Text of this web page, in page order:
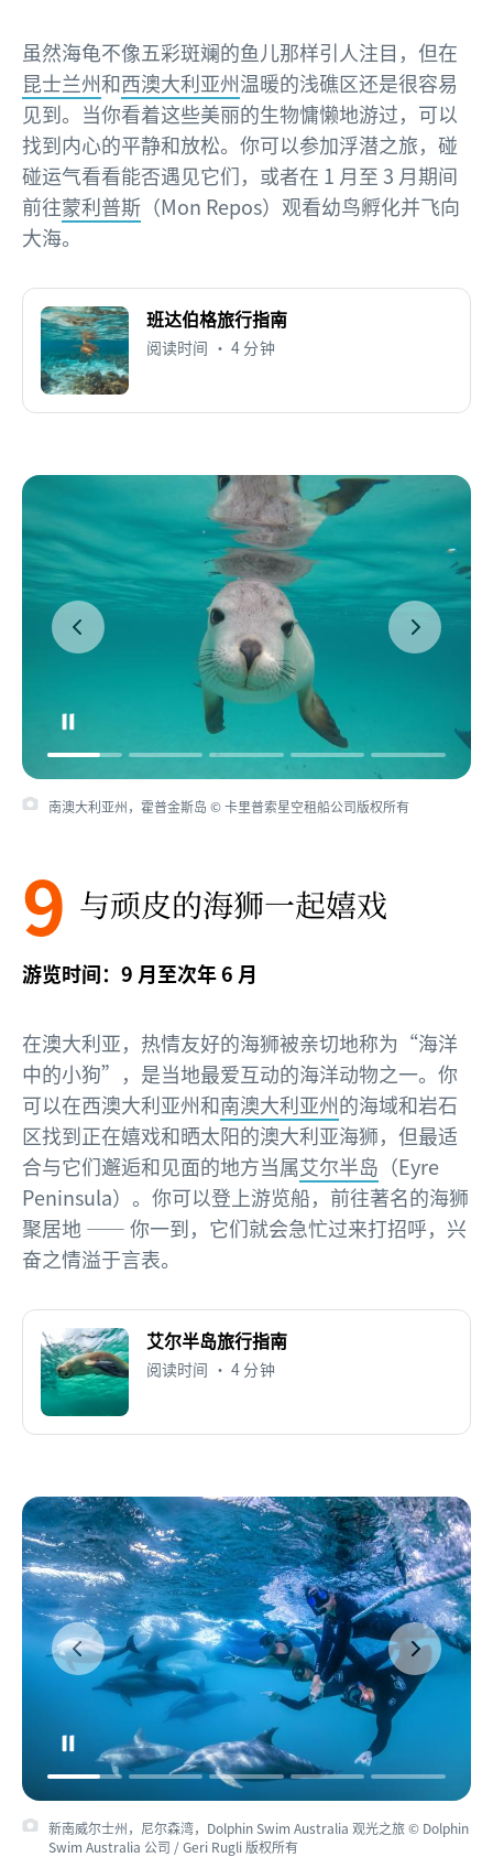
虽然海龟不像五彩斑斓的鱼儿那样引人注目，但在
昆士兰州和西澳大利亚州温暖的浅礁区还是很容易
见到。当你看着这些美丽的生物慵懒地游过，可以
找到内心的平静和放松。你可以参加浮潜之旅，碰
碰运气看看能否遇见它们，或者在 1 月至 3 月期间
前往蒙利普斯 （Mon Repos）观看幼鸟孵化并飞向
大海。
班达伯格旅行指南
阅读时间 • 4 分钟
南澳大利亚州，霍普金斯岛 © 卡里普索星空租船公司版权所有
9 与顽皮的海狮一起嬉戏
游览时间：9 月至次年 6 月
在澳大利亚，热情友好的海狮被亲切地称为“海洋
中的小狗”，是当地最爱互动的海洋动物之一。你
可以在西澳大利亚州和南澳大利亚州的海域和岩石
区找到正在嬉戏和晒太阳的澳大利亚海狮，但最适
合与它们邂逅和见面的地方当属艾尔半岛 （Eyre
Peninsula）。你可以登上游览船，前往著名的海狮
聚居地 —— 你一到，它们就会急忙过来打招呼，兴
奋之情溢于言表。
艾尔半岛旅行指南
阅读时间 • 4 分钟
新南威尔士州，尼尔森湾，Dolphin Swim Australia 观光之旅 © Dolphin
Swim Australia 公司 / Geri Rugli 版权所有